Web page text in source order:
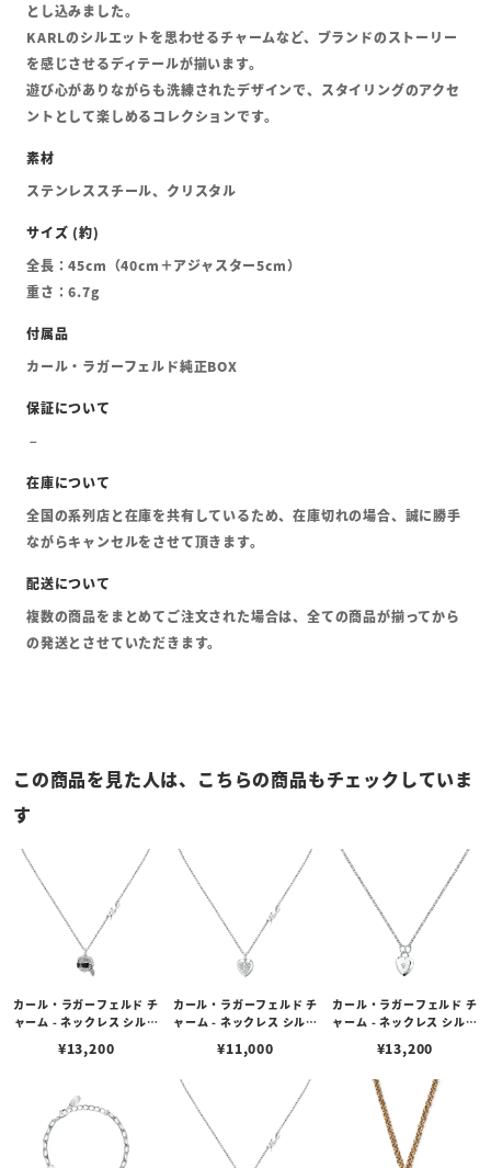
とし込みました。
KARLのシルエットを思わせるチャームなど、ブランドのストーリー
を感じさせるディテールが揃います。
遊び心がありながらも洗練されたデザインで、スタイリングのアクセ
ントとして楽しめるコレクションです。
ステンレススチール、クリスタル
全長：45cm（40cm＋アジャスター5cm）
重さ：6.7g
カール・ラガーフェルド純正BOX
全国の系列店と在庫を共有しているため、在庫切れの場合、誠に勝手
ながらキャンセルをさせて頂きます。
複数の商品をまとめてご注文された場合は、全ての商品が揃ってから
の発送とさせていただきます。
この商品を見た人は、こちらの商品もチェックしていま
す
カール・ラガーフェルド チ
ャーム - ネックレス シルバ
ナメル カール ヘッド チャ
¥13,200
カール・ラガーフェルド チ
ャーム - ネックレス シルバ
ート チャーム
¥11,000
カール・ラガーフェルド チ
ャーム - ネックレス シルバ
ート チャーム
¥13,200